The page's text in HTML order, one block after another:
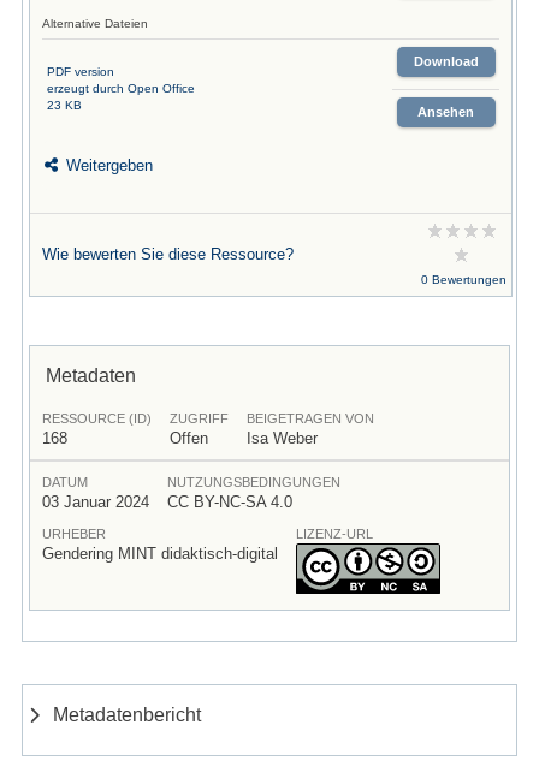
Alternative Dateien
PDF version
erzeugt durch Open Office
23 KB
Download
Ansehen
Weitergeben
Wie bewerten Sie diese Ressource?
0 Bewertungen
Metadaten
RESSOURCE (ID)
168
ZUGRIFF
Offen
BEIGETRAGEN VON
Isa Weber
DATUM
03 Januar 2024
NUTZUNGSBEDINGUNGEN
CC BY-NC-SA 4.0
URHEBER
Gendering MINT didaktisch-digital
LIZENZ-URL
Metadatenbericht